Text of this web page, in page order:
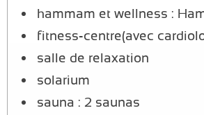
hammam et wellness :
fitness-centre(avec
salle de relaxation
solarium
sauna : 2 saunas